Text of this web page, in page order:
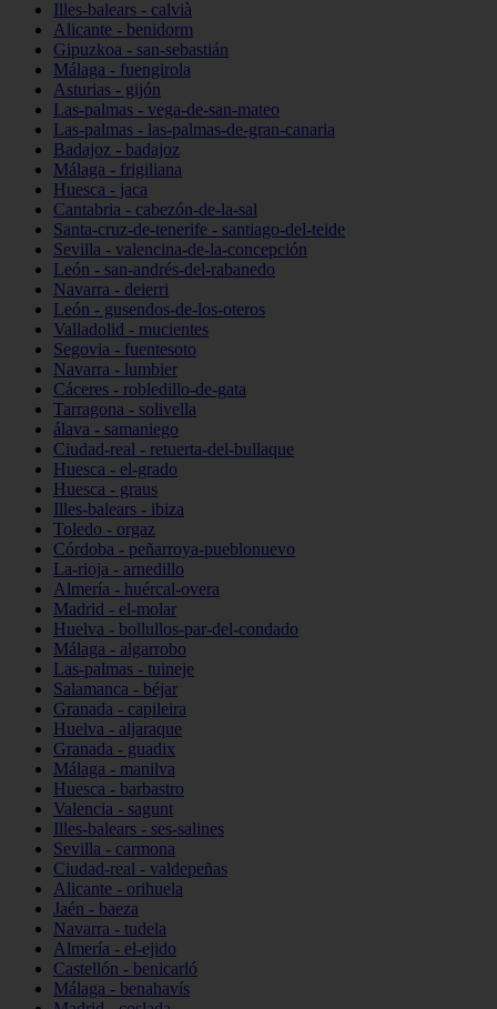
Illes-balears - calvià
Alicante - benidorm
Gipuzkoa - san-sebastián
Málaga - fuengirola
Asturias - gijón
Las-palmas - vega-de-san-mateo
Las-palmas - las-palmas-de-gran-canaria
Badajoz - badajoz
Málaga - frigiliana
Huesca - jaca
Cantabria - cabezón-de-la-sal
Santa-cruz-de-tenerife - santiago-del-teide
Sevilla - valencina-de-la-concepción
León - san-andrés-del-rabanedo
Navarra - deierri
León - gusendos-de-los-oteros
Valladolid - mucientes
Segovia - fuentesoto
Navarra - lumbier
Cáceres - robledillo-de-gata
Tarragona - solivella
álava - samaniego
Ciudad-real - retuerta-del-bullaque
Huesca - el-grado
Huesca - graus
Illes-balears - ibiza
Toledo - orgaz
Córdoba - peñarroya-pueblonuevo
La-rioja - arnedillo
Almería - huércal-overa
Madrid - el-molar
Huelva - bollullos-par-del-condado
Málaga - algarrobo
Las-palmas - tuineje
Salamanca - béjar
Granada - capileira
Huelva - aljaraque
Granada - guadix
Málaga - manilva
Huesca - barbastro
Valencia - sagunt
Illes-balears - ses-salines
Sevilla - carmona
Ciudad-real - valdepeñas
Alicante - orihuela
Jaén - baeza
Navarra - tudela
Almería - el-ejido
Castellón - benicarló
Málaga - benahavís